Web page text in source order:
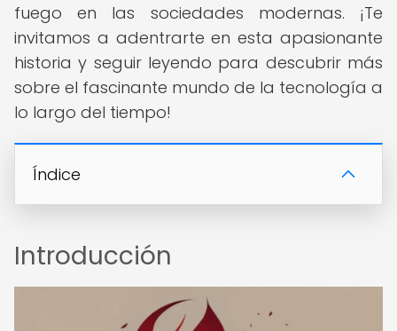
fuego en las sociedades modernas. ¡Te
invitamos a adentrarte en esta apasionante
historia y seguir leyendo para descubrir más
sobre el fascinante mundo de la tecnología a
lo largo del tiempo!
Índice
Introducción